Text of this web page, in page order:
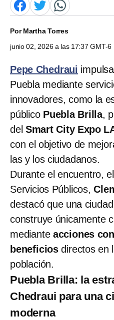
PorMartha Torres
junio 02, 2026 a las 17:37 GMT-6
Pepe Chedraui
Puebla mediante
innovadores, como la
público Puebla Brilla,
del Smart City Expo
con el objetivo de
las y los ciudadanos.
Durante el encuentro,
Servicios Públicos,
destacó que una
construye únicamente
mediante acciones
beneficios directos en
población.
Puebla Brilla: la
Chedraui para una
moderna